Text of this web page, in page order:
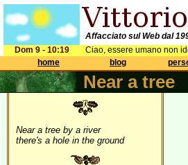
Affacciato sul Web dal
Dom 9 - 10:19
Ciao, essere umano non
home
blog
Near a tree
Near a tree by a river
there's a hole in the ground